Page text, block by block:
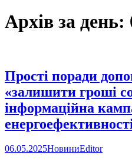
Архів за день:
Прості поради
«залишити гроші
інформаційна
06.05.2025НовиниEditor